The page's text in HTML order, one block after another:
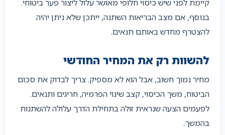
קיימת לפני שיש כיסוי חלופי מאושר עלול ליצור פער ביטוחי.
בנוסף, אם מצב הבריאות השתנה, ייתכן שלא ניתן יהיה
להצטרף מחדש באותם תנאים.
להשוות רק את המחיר החודשי
מחיר נמוך חשוב, אבל הוא לא מספיק. צריך לבדוק את סכום
הביטוח, משך הכיסוי, קצב שינוי הפרמיה, חריגים ותנאים.
לפעמים הצעה שנראית זולה בתחילת הדרך עלולה להשתנות
בהמשך.